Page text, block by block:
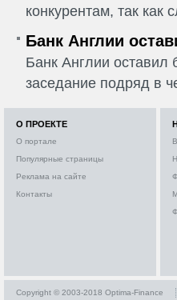
конкурентам, так
Банк Англии
Банк Англии оставил
заседание подряд в
О ПРОЕКТЕ
О портале
Популярные страницы
Реклама на сайте
Контакты
Copyright © 2003-2018 Optima-Finance